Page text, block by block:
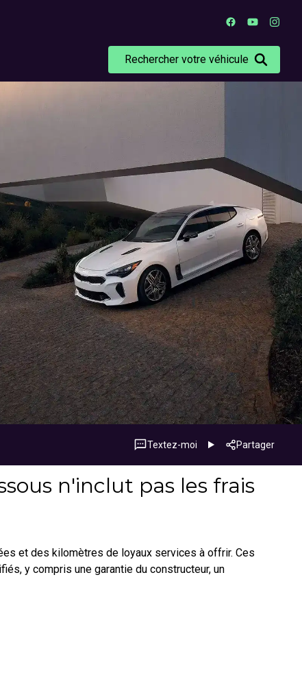
Rechercher votre véhicule
Textez-moi Partager
n'inclut pas les frais
et des kilomètres de loyaux services à offrir. Ces
y compris une garantie du constructeur, un